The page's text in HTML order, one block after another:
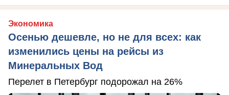
Экономика
Осенью дешевле, но не для всех: как
изменились цены на рейсы из
Минеральных Вод
Перелет в Петербург подорожал на 26%